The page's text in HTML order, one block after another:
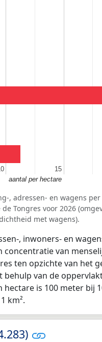
15
15
aantal per hectare
, adressen- en wagens
Tongres voor 2026
met wagens).
, inwoners- en
concentratie van
ten opzichte van het
van de
is 100 meter bij
km².